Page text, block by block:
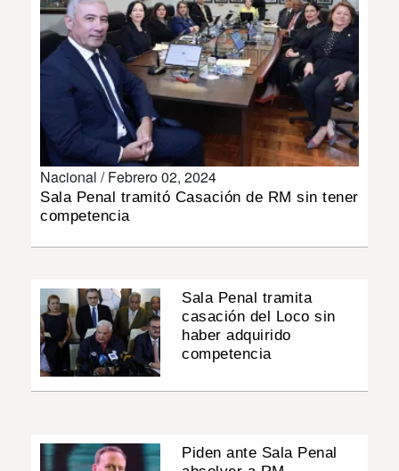
IMPRESO
Nacional /Febrero 02, 2024
Sala Penal tramitó Casación de RM sin tener
competencia
Sala Penal tramita
casación del Loco sin
haber adquirido
competencia
Piden ante Sala Penal